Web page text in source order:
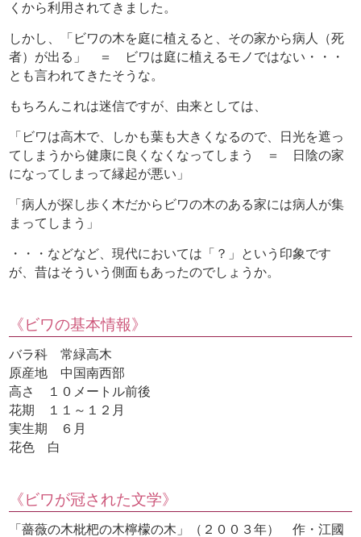
くから利用されてきました。
しかし、「ビワの木を庭に植えると、その家から病人（死
者）が出る」 ＝ ビワは庭に植えるモノではない・・・
とも言われてきたそうな。
もちろんこれは迷信ですが、由来としては、
「ビワは高木で、しかも葉も大きくなるので、日光を遮っ
てしまうから健康に良くなくなってしまう ＝ 日陰の家
になってしまって縁起が悪い」
「病人が探し歩く木だからビワの木のある家には病人が集
まってしまう」
・・・などなど、現代においては「？」という印象です
が、昔はそういう側面もあったのでしょうか。
《ビワの基本情報》
バラ科 常緑高木
原産地 中国南西部
高さ １０メートル前後
花期 １１～１２月
実生期 ６月
花色 白
《ビワが冠された文学》
「薔薇の木枇杷の木檸檬の木」（２００３年） 作・江國